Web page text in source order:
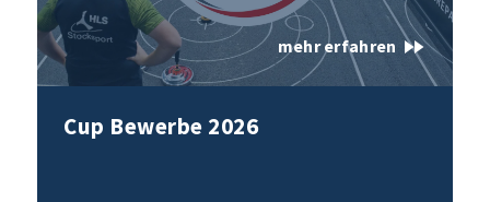
mehr erfahren fast_forward
Cup Bewerbe 2026